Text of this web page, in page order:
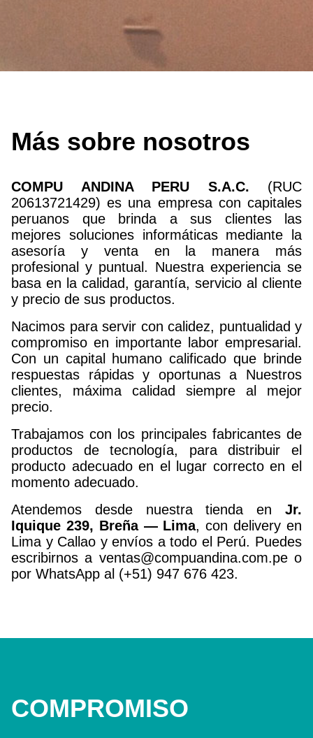
Más sobre nosotros
COMPU ANDINA PERU S.A.C. (RUC
20613721429) es una empresa con capitales
peruanos que brinda a sus clientes las
mejores soluciones informáticas mediante la
asesoría y venta en la manera más
profesional y puntual. Nuestra experiencia se
basa en la calidad, garantía, servicio al cliente
y precio de sus productos.
Nacimos para servir con calidez, puntualidad y
compromiso en importante labor empresarial.
Con un capital humano calificado que brinde
respuestas rápidas y oportunas a Nuestros
clientes, máxima calidad siempre al mejor
precio.
Trabajamos con los principales fabricantes de
productos de tecnología, para distribuir el
producto adecuado en el lugar correcto en el
momento adecuado.
Atendemos desde nuestra tienda en Jr.
Iquique 239, Breña — Lima, con delivery en
Lima y Callao y envíos a todo el Perú. Puedes
escribirnos a ventas@compuandina.com.pe o
por WhatsApp al (+51) 947 676 423.
COMPROMISO